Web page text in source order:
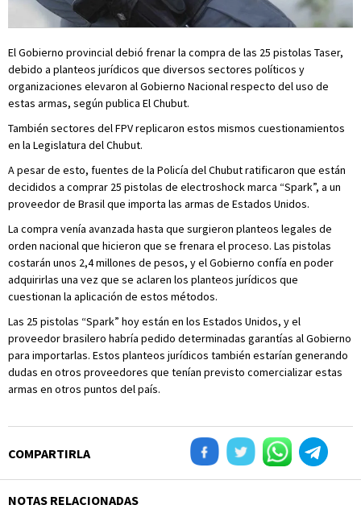
El Gobierno provincial debió frenar la compra de las 25 pistolas Taser,
debido a planteos jurídicos que diversos sectores políticos y
organizaciones elevaron al Gobierno Nacional respecto del uso de
estas armas, según publica El Chubut.
También sectores del FPV replicaron estos mismos cuestionamientos
en la Legislatura del Chubut.
A pesar de esto, fuentes de la Policía del Chubut ratificaron que están
decididos a comprar 25 pistolas de electroshock marca “Spark”, a un
proveedor de Brasil que importa las armas de Estados Unidos.
La compra venía avanzada hasta que surgieron planteos legales de
orden nacional que hicieron que se frenara el proceso. Las pistolas
costarán unos 2,4 millones de pesos, y el Gobierno confía en poder
adquirirlas una vez que se aclaren los planteos jurídicos que
cuestionan la aplicación de estos métodos.
Las 25 pistolas “Spark” hoy están en los Estados Unidos, y el
proveedor brasilero habría pedido determinadas garantías al Gobierno
para importarlas. Estos planteos jurídicos también estarían generando
dudas en otros proveedores que tenían previsto comercializar estas
armas en otros puntos del país.
COMPARTIRLA
NOTAS RELACIONADAS